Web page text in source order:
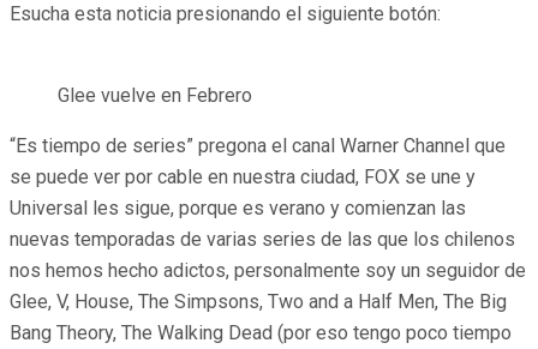
Esucha esta noticia presionando el siguiente botón:
Glee vuelve en Febrero
“Es tiempo de series” pregona el canal Warner Channel que
se puede ver por cable en nuestra ciudad, FOX se une y
Universal les sigue, porque es verano y comienzan las
nuevas temporadas de varias series de las que los chilenos
nos hemos hecho adictos, personalmente soy un seguidor de
Glee, V, House, The Simpsons, Two and a Half Men, The Big
Bang Theory, The Walking Dead (por eso tengo poco tiempo